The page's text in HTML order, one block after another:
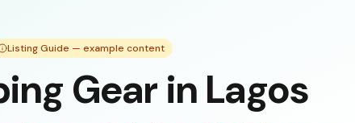
Listing Guide — example content
Gear in Lagos